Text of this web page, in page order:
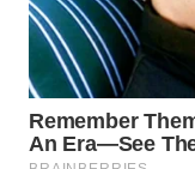
WN
KALTIM
WN
SULSEL